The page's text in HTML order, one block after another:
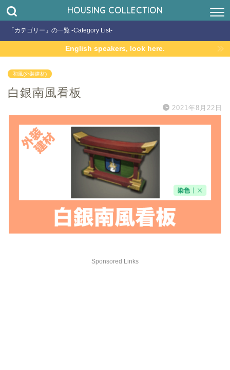
HOUSING COLLECTION
「カテゴリー」の一覧 -Category List-
English speakers, look here.
和風(外装建材)
白銀南風看板
2021年8月22日
Sponsored Links